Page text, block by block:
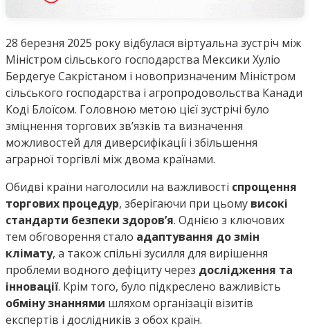
28 березня 2025 року відбулася віртуальна зустріч між
Міністром сільського господарства Мексики Хуліо
Бердегуе Сакрістаном і новопризначеним Міністром
сільського господарства і агропродовольства Канади
Коді Блоїсом. Головною метою цієї зустрічі було
зміцнення торгових зв’язків та визначення
можливостей для диверсифікації і збільшення
аграрної торгівлі між двома країнами.
Обидві країни наголосили на важливості спрощення
торгових процедур, зберігаючи при цьому високі
стандарти безпеки здоров’я. Однією з ключових
тем обговорення стало адаптування до змін
клімату, а також спільні зусилля для вирішення
проблеми водного дефіциту через дослідження та
інновації. Крім того, було підкреслено важливість
обміну знаннями шляхом організації візитів
експертів і дослідників з обох країн.